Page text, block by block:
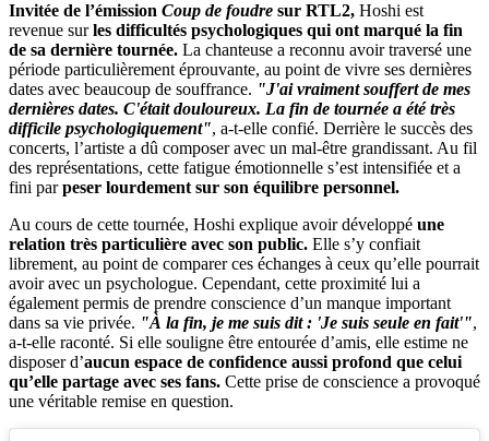
Invitée de l’émission Coup de foudre sur RTL2, Hoshi est
revenue surles difficultés psychologiques qui ont marqué la fin
de sa dernière tournée. La chanteuse a reconnu avoir traversé une
période particulièrement éprouvante, au point de vivre ses dernières
dates avec beaucoup de souffrance. "J'ai vraiment souffert de mes
dernières dates. C'était douloureux. La fin de tournée a été très
difficile psychologiquement", a-t-elle confié. Derrière le succès des
concerts, l’artiste a dû composer avec un mal-être grandissant. Au fil
des représentations, cette fatigue émotionnelle s’est intensifiée et a
fini parpeser lourdement sur son équilibre personnel.
Au cours de cette tournée, Hoshi explique avoir développé une
relation très particulière avec son public. Elle s’y confiait
librement, au point de comparer ces échanges à ceux qu’elle pourrait
avoir avec un psychologue. Cependant, cette proximité lui a
également permis de prendre conscience d’un manque important
dans sa vie privée. "À la fin, je me suis dit : 'Je suis seule en fait'",
a-t-elle raconté. Si elle souligne être entourée d’amis, elle estime ne
disposer d’aucun espace de confidence aussi profond que celui
qu’elle partage avec ses fans. Cette prise de conscience a provoqué
une véritable remise en question.